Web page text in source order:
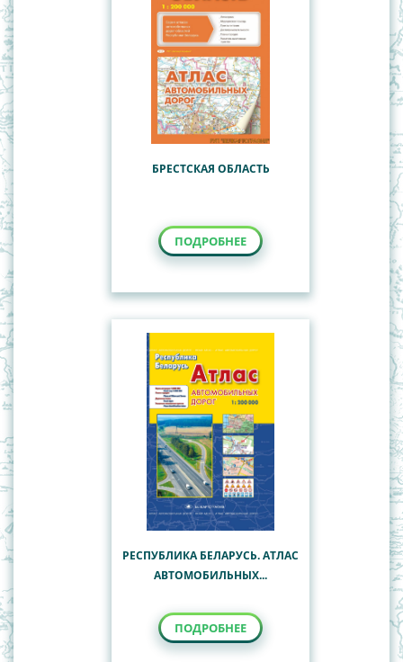
БРЕСТСКАЯ ОБЛАСТЬ
ПОДРОБНЕЕ
РЕСПУБЛИКА БЕЛАРУСЬ. АТЛАС
АВТОМОБИЛЬНЫХ...
ПОДРОБНЕЕ